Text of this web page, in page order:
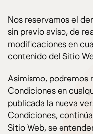
Nos reservamos el
sin previo aviso, de
modificaciones en
contenido del Sitio
Asimismo, podremos
Condiciones en
publicada la nueva
Condiciones,
Sitio Web, se